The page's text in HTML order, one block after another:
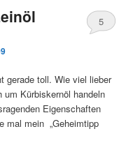
5
gerade toll. Wie viel lieber
um Kürbiskernöl handeln
Eigenschaften
mal mein „Geheimtipp